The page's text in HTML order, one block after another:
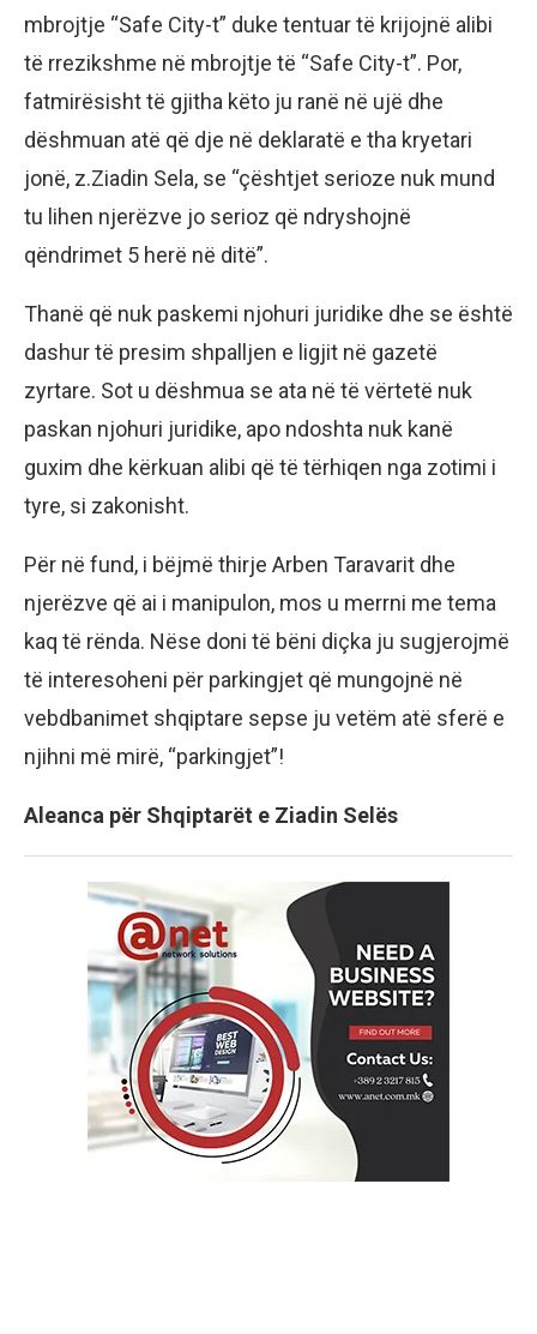
mbrojtje “Safe City-t” duke tentuar të krijojnë alibi
të rrezikshme në mbrojtje të “Safe City-t”. Por,
fatmirësisht të gjitha këto ju ranë në ujë dhe
dëshmuan atë që dje në deklaratë e tha kryetari
jonë, z.Ziadin Sela, se “çështjet serioze nuk mund
tu lihen njerëzve jo serioz që ndryshojnë
qëndrimet 5 herë në ditë”.
Thanë që nuk paskemi njohuri juridike dhe se është
dashur të presim shpalljen e ligjit në gazetë
zyrtare. Sot u dëshmua se ata në të vërtetë nuk
paskan njohuri juridike, apo ndoshta nuk kanë
guxim dhe kërkuan alibi që të tërhiqen nga zotimi i
tyre, si zakonisht.
Për në fund, i bëjmë thirje Arben Taravarit dhe
njerëzve që ai i manipulon, mos u merrni me tema
kaq të rënda. Nëse doni të bëni diçka ju sugjerojmë
të interesoheni për parkingjet që mungojnë në
vebdbanimet shqiptare sepse ju vetëm atë sferë e
njihni më mirë, “parkingjet”!
Aleanca për Shqiptarët e Ziadin Selës